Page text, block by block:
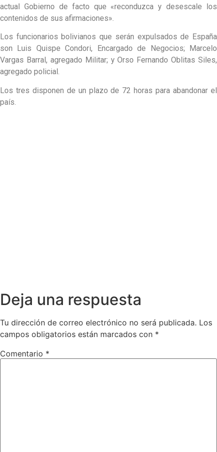
actual Gobierno de facto que «reconduzca y desescale los
contenidos de sus afirmaciones».
Los funcionarios bolivianos que serán expulsados de España
son Luis Quispe Condori, Encargado de Negocios; Marcelo
Vargas Barral, agregado Militar; y Orso Fernando Oblitas Siles,
agregado policial.
Los tres disponen de un plazo de 72 horas para abandonar el
país.
Deja una respuesta
Tu dirección de correo electrónico no será publicada. Los
campos obligatorios están marcados con *
Comentario *